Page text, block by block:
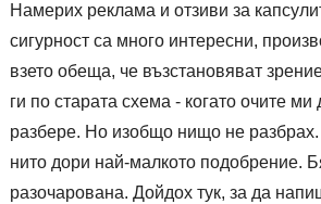
Намерих реклама и отзиви за
сигурност са много интересни,
взето обеща, че възстановяват
ги по старата схема - когато очите ми
разбере. Но изобщо нищо не
нито дори най-малкото подобрение.
разочарована. Дойдох тук, за да